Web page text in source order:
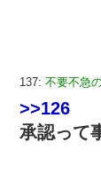
137: 不要不急
>>126
承認って